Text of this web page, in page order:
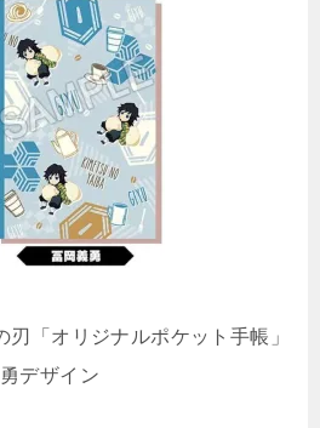
「オリジナルポケット手帳」
デザイン